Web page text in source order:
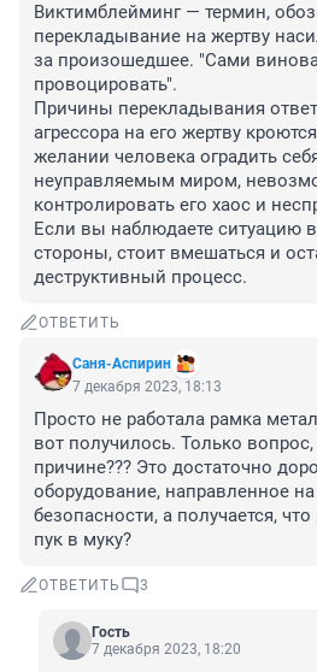
Виктимблейминг — термин,
перекладывание на жертву
за произошедшее. "Сами
провоцировать".
Причины перекладывания
агрессора на его жертву
желании человека оградить
неуправляемым миром,
контролировать его хаос и
Если вы наблюдаете ситуацию
стороны, стоит вмешаться и
деструктивный процесс.
ОТВЕТИТЬ
Саня-Аспирин
7 декабря 2023, 18:13
Просто не работала рамка
вот получилось. Только
причине??? Это достаточно
оборудование, направленное
безопасности, а получается, что
пук в муку?
ОТВЕТИТЬ 3
Гость
7 декабря 2023, 18:20